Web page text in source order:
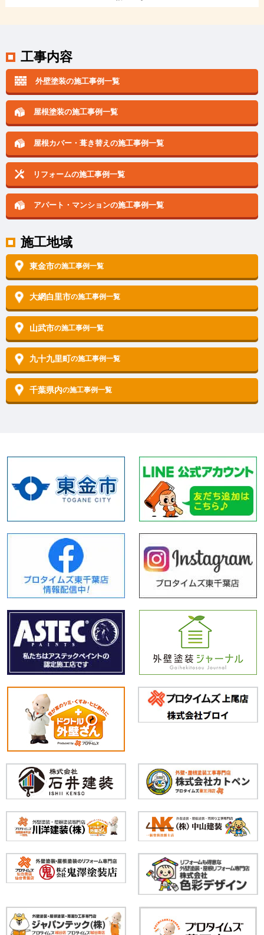
工事内容
外壁塗装の施工事例一覧
屋根塗装の施工事例一覧
屋根カバー・葺き替えの施工事例一覧
リフォームの施工事例一覧
アパート・マンションの施工事例一覧
施工地域
東金市の施工事例一覧
大網白里市の施工事例一覧
山武市の施工事例一覧
九十九里町の施工事例一覧
千葉県内の施工事例一覧